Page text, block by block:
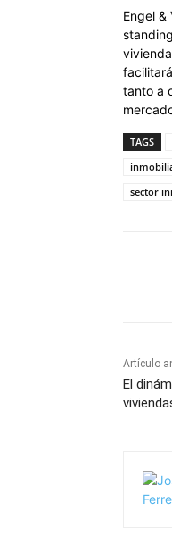
Engel
tanto a
TAGS
sector
Artículo
El